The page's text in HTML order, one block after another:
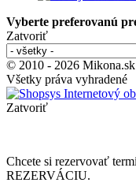
Vyberte preferovanú
Zatvoriť
© 2010 - 2026
Všetky práva vyhradené
Zatvoriť
Chcete si rezervovať
REZERVÁCIU.